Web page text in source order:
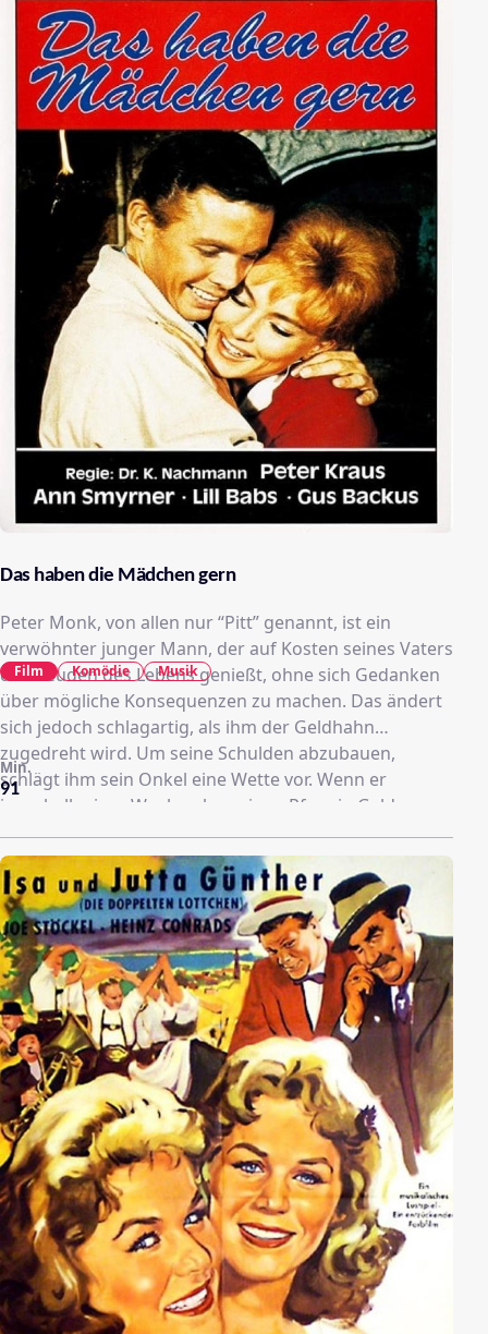
Das haben die Mädchen gern
Peter Monk, von allen nur “Pitt” genannt, ist ein
verwöhnter junger Mann, der auf Kosten seines Vaters
die Freuden des Lebens genießt, ohne sich Gedanken
über mögliche Konsequenzen zu machen. Das ändert
sich jedoch schlagartig, als ihm der Geldhahn
zugedreht wird. Um seine Schulden abzubauen,
schlägt ihm sein Onkel eine Wette vor. Wenn er
innerhalb einer Woche ohne einen Pfennig Geld von
Monte Carlo nach Kärnten trampt, bezahlt er “Pitt” all
seine Schulden. Zur Kontrolle soll ihn der korrekte
Student Peter Werner begleiten. Und als wäre das
nicht schon genug, wird auch noch eine Gruppe
weiblicher Internatstöchter auf den unverheirateten
Millionärssohn aufmerksam, und macht sich ebenfalls
auf die Jagd.
91
Min.
Film Komödie Musik